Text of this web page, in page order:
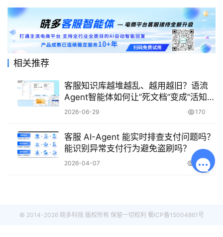
相关推荐
客服知识库越堆越乱、越用越旧？语流
Agent智能体如何让”死文档”变成”活知
识”？
2026-06-29 170
客服 AI-Agent 能实时排查支付问题吗？
能识别异常支付行为避免盗刷吗？
2026-04-07 362
© 2014-2026 晓多科技 版权所有 保留一切权利 蜀ICP备15004861号